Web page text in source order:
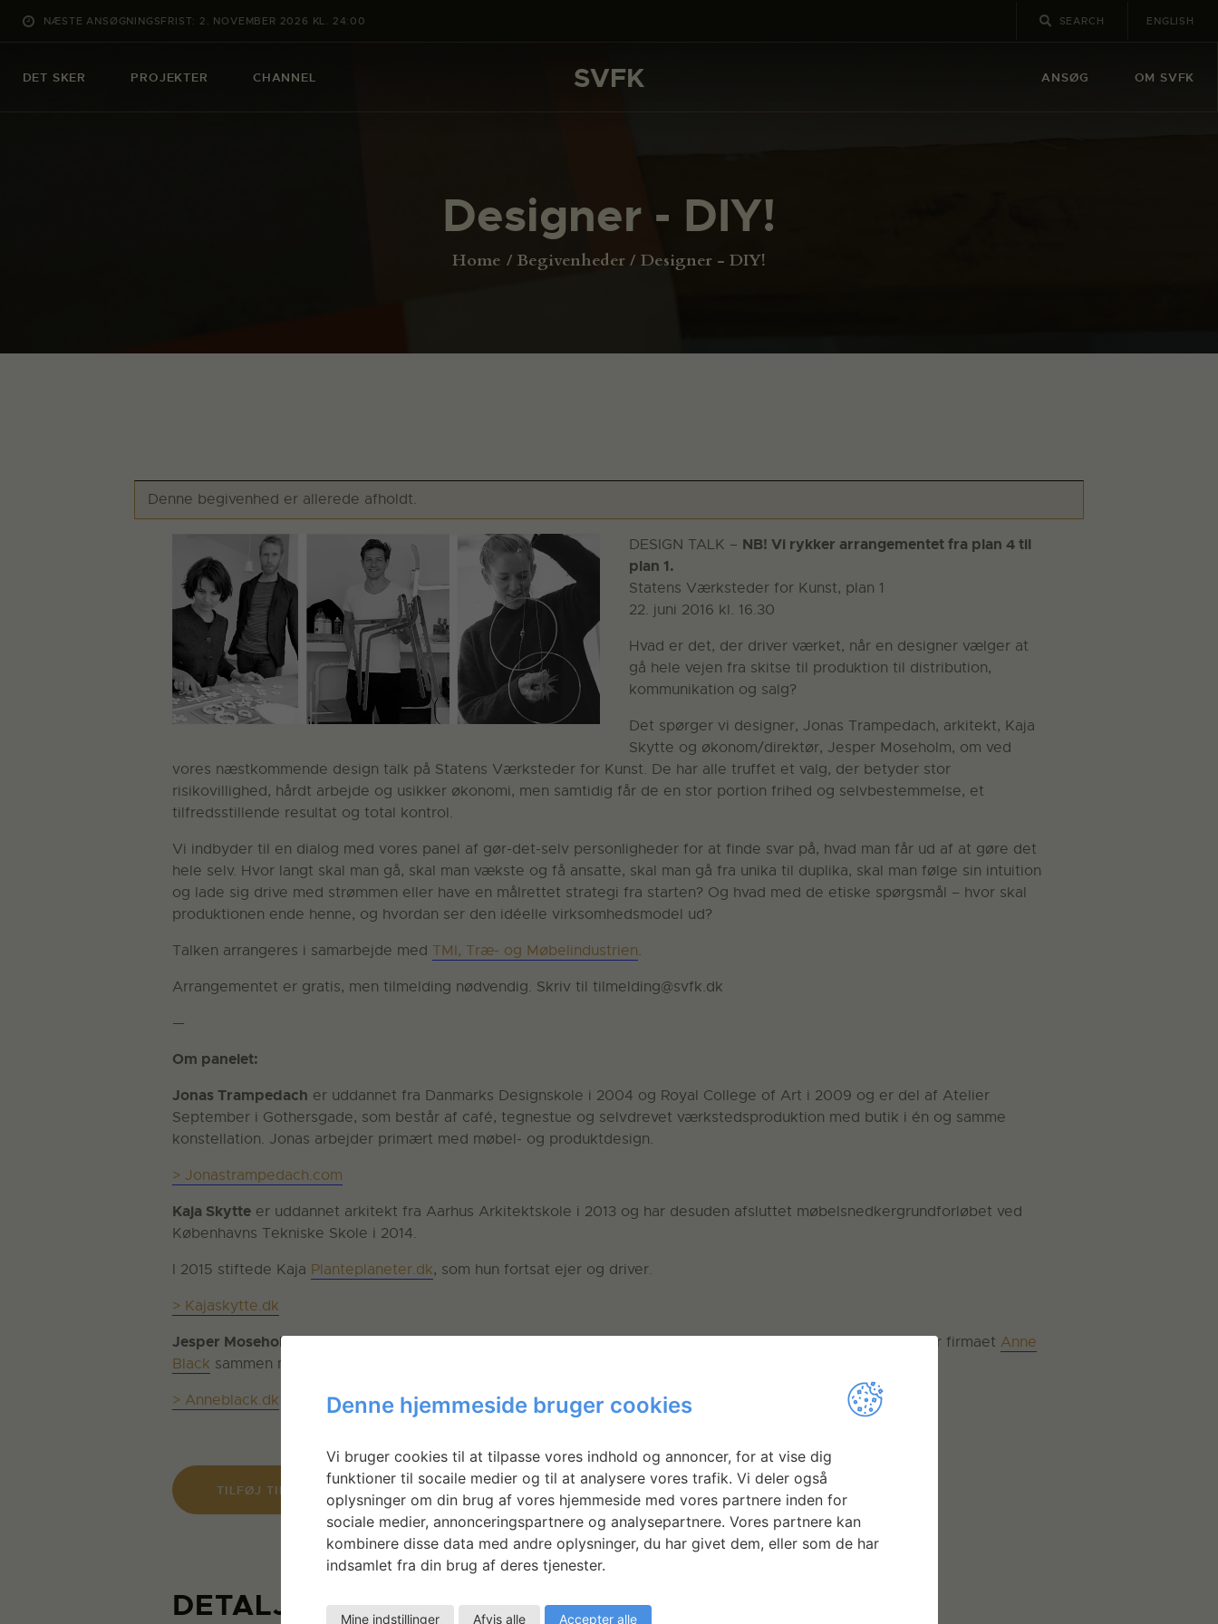
NÆSTE ANSØGNINGSFRIST: 2. NOVEMBER 2026 KL. 24:00 ENGLISH
DET SKER PROJEKTER CHANNEL SVFK ANSØG OM SVFK
Designer - DIY!
Home Begivenheder Designer - DIY!
SVFK
PROJEKTER
OM SVFK
ENGLISH
Denne begivenhed er allerede afholdt.
DESIGN TALK – NB! Vi rykker arrangementet fra plan 4 til
plan 1.
Statens Værksteder for Kunst, plan 1
22. juni 2016 kl. 16.30
Hvad er det, der driver værket, når en designer vælger at
gå hele vejen fra skitse til produktion til distribution,
kommunikation og salg?
Det spørger vi designer, Jonas Trampedach, arkitekt, Kaja
Skytte og økonom/direktør, Jesper Moseholm, om ved
vores næstkommende design talk på Statens Værksteder for Kunst. De har alle truffet et valg, der betyder stor
risikovillighed, hårdt arbejde og usikker økonomi, men samtidig får de en stor portion frihed og selvbestemmelse, et
tilfredsstillende resultat og total kontrol.
Vi indbyder til en dialog med vores panel af gør-det-selv personligheder for at finde svar på, hvad man får ud af at gøre det
hele selv. Hvor langt skal man gå, skal man vækste og få ansatte, skal man gå fra unika til duplika, skal man følge sin intuition
og lade sig drive med strømmen eller have en målrettet strategi fra starten? Og hvad med de etiske spørgsmål – hvor skal
produktionen ende henne, og hvordan ser den idéelle virksomhedsmodel ud?
Talken arrangeres i samarbejde med TMI, Træ- og Møbelindustrien.
Arrangementet er gratis, men tilmelding nødvendig. Skriv til tilmelding@svfk.dk
—
Om panelet:
Jonas Trampedach er uddannet fra Danmarks Designskole i 2004 og Royal College of Art i 2009 og er del af Atelier
September i Gothersgade, som består af café, tegnestue og selvdrevet værkstedsproduktion med butik i én og samme
konstellation. Jonas arbejder primært med møbel- og produktdesign.
> Jonastrampedach.com
Kaja Skytte er uddannet arkitekt fra Aarhus Arkitektskole i 2013 og har desuden afsluttet møbelsnedkergrundforløbet ved
Københavns Tekniske Skole i 2014.
I 2015 stiftede Kaja Planteplaneter.dk, som hun fortsat ejer og driver.
> Kajaskytte.dk
Jesper Moseholm er oprindeligt uddannet økonom og er i dag gift med keramiker, Anne Black, som han driver firmaet Anne
Black sammen med.
> Anneblack.dk
TILFØJ TIL KALENDER
DETALJER
Denne hjemmeside bruger cookies
Vi bruger cookies til at tilpasse vores indhold og annoncer, for at vise dig
funktioner til socaile medier og til at analysere vores trafik. Vi deler også
oplysninger om din brug af vores hjemmeside med vores partnere inden for
sociale medier, annonceringspartnere og analysepartnere. Vores partnere kan
kombinere disse data med andre oplysninger, du har givet dem, eller som de har
indsamlet fra din brug af deres tjenester.
Mine indstillinger Afvis alle Accepter alle